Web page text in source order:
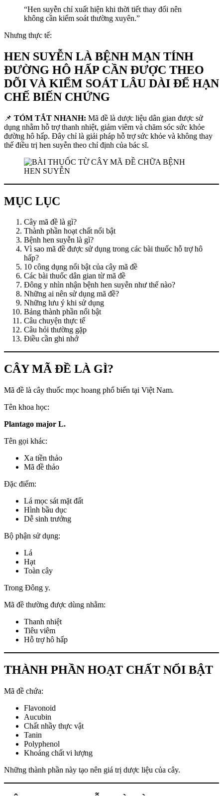
“Hen suyễn chỉ xuất hiện khi thời tiết thay đổi nên
không cần kiểm soát thường xuyên.”
Nhưng thực tế:
HEN SUYỄN LÀ BỆNH MẠN TÍNH
ĐƯỜNG HÔ HẤP CẦN ĐƯỢC THEO
DÕI VÀ KIỂM SOÁT LÂU DÀI ĐỂ HẠN
CHẾ BIẾN CHỨNG
📌 TÓM TẮT NHANH: Mã đề là dược liệu dân gian được sử
dụng nhằm hỗ trợ thanh nhiệt, giảm viêm và chăm sóc sức khỏe
đường hô hấp. Đây chỉ là giải pháp hỗ trợ sức khỏe và không thay
thế điều trị hen suyễn theo chỉ định của bác sĩ.
MỤC LỤC
Cây mã đề là gì?
Thành phần hoạt chất nổi bật
Bệnh hen suyễn là gì?
Vì sao mã đề được sử dụng trong các bài thuốc hỗ trợ hô
hấp?
10 công dụng nổi bật của cây mã đề
Các bài thuốc dân gian từ mã đề
Đông y nhìn nhận bệnh hen suyễn như thế nào?
Những ai nên sử dụng mã đề?
Những lưu ý khi sử dụng
Bảng thành phần nổi bật
Câu chuyện thực tế
Câu hỏi thường gặp
Điều cần ghi nhớ
CÂY MÃ ĐỀ LÀ GÌ?
Mã đề là cây thuốc mọc hoang phổ biến tại Việt Nam.
Tên khoa học:
Plantago major L.
Tên gọi khác:
Xa tiền thảo
Mã đề thảo
Đặc điểm:
Lá mọc sát mặt đất
Hình bầu dục
Dễ sinh trưởng
Bộ phận sử dụng:
Lá
Hạt
Toàn cây
Trong Đông y.
Mã đề thường được dùng nhằm:
Thanh nhiệt
Tiêu viêm
Hỗ trợ hô hấp
THÀNH PHẦN HOẠT CHẤT NỔI BẬT
Mã đề chứa:
Flavonoid
Aucubin
Chất nhầy thực vật
Tanin
Polyphenol
Khoáng chất vi lượng
Những thành phần này tạo nên giá trị dược liệu của cây.